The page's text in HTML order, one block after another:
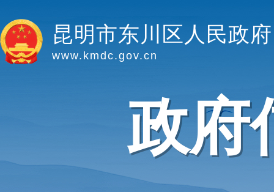
昆明市东川区人民政府
www.kmdc.gov.cn
政府